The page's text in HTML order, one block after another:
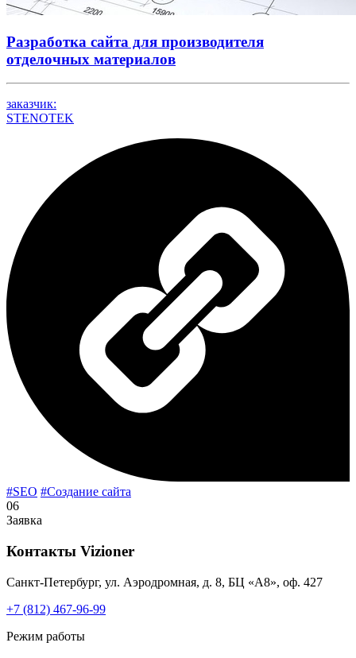
Разработка сайта для производителя
отделочных материалов
заказчик:
STENOTEK
#SEO #Создание сайта
06
Заявка
Контакты Vizioner
Санкт-Петербург, ул. Аэродромная, д. 8, БЦ «А8», оф. 427
+7 (812) 467-96-99
Режим работы